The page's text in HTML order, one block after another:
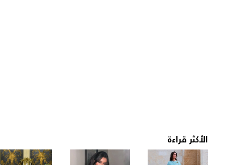
الأكثر قراءة